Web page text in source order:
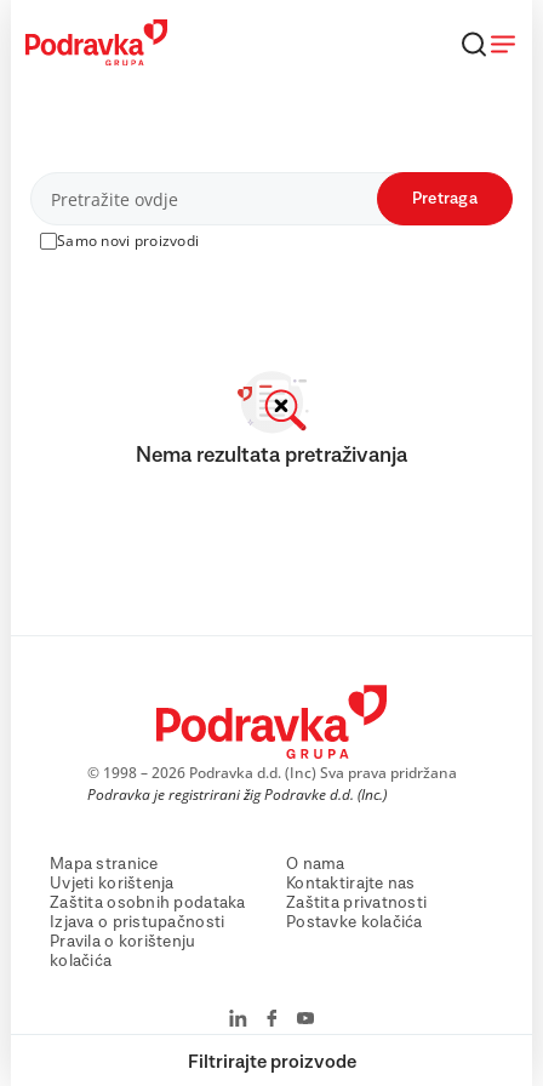
content
Proizvodi
Samo novi proizvodi
Pretraga
Filtrirajte proizvode
Nema rezultata pretraživanja
© 1998 – 2026 Podravka d.d. (Inc) Sva prava pridržana
Podravka je registrirani žig Podravke d.d. (Inc.)
Mapa stranice
Uvjeti korištenja
Zaštita osobnih podataka
Izjava o pristupačnosti
Pravila o korištenju
kolačića
O nama
Kontaktirajte nas
Zaštita privatnosti
Postavke kolačića